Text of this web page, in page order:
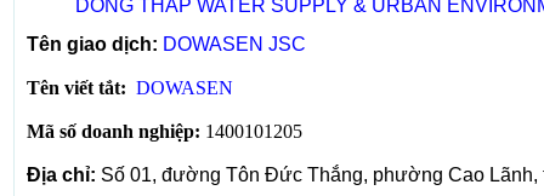
DONG THAP WATER SUPPLY & URBAN
Tên giao dịch: DOWASEN JSC
Tên viết tắt: DOWASEN
Mã số doanh nghiệp: 1400101205
Địa chỉ: Số 01, đường Tôn Đức Thắng, phường Cao Lãnh,